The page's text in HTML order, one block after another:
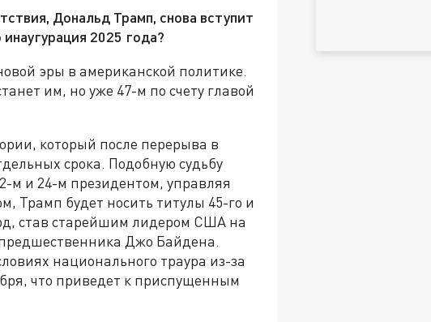
Дональд Трамп, снова вступит
2025 года?
эры в американской политике.
им, но уже 47-м по счету главой
который после перерыва в
срока. Подобную судьбу
м и 24-м президентом, управляя
Трамп будет носить титулы 45-го и
став старейшим лидером США на
Джо Байдена.
национального траура из-за
что приведет к приспущенным